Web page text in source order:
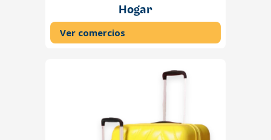
Hogar
Ver comercios